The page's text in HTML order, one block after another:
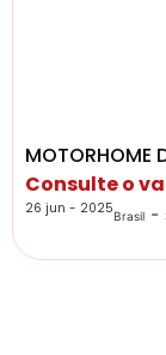
MOTORHOME
Consulte o
26 jun - 2025Brasil -